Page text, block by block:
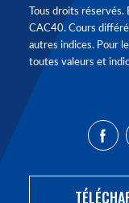
Tous droits
CAC40. Cours
autres indices. Pour
toutes valeurs et